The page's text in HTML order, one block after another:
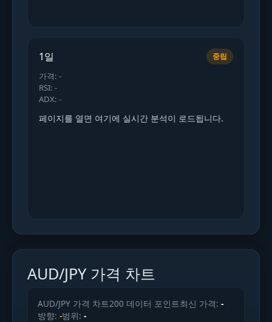
1일 중립
가격: -
RSI: -
ADX: -
페이지를 열면 여기에 실시간 분석이 로드됩니다.
AUD/JPY 가격 차트
AUD/JPY 가격 차트200 데이터 포인트최신 가격: -
방향: -범위: -